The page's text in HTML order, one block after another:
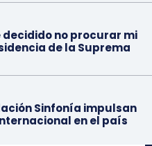
decidido no procurar mi
de la Suprema
Sinfonía impulsan
en el país